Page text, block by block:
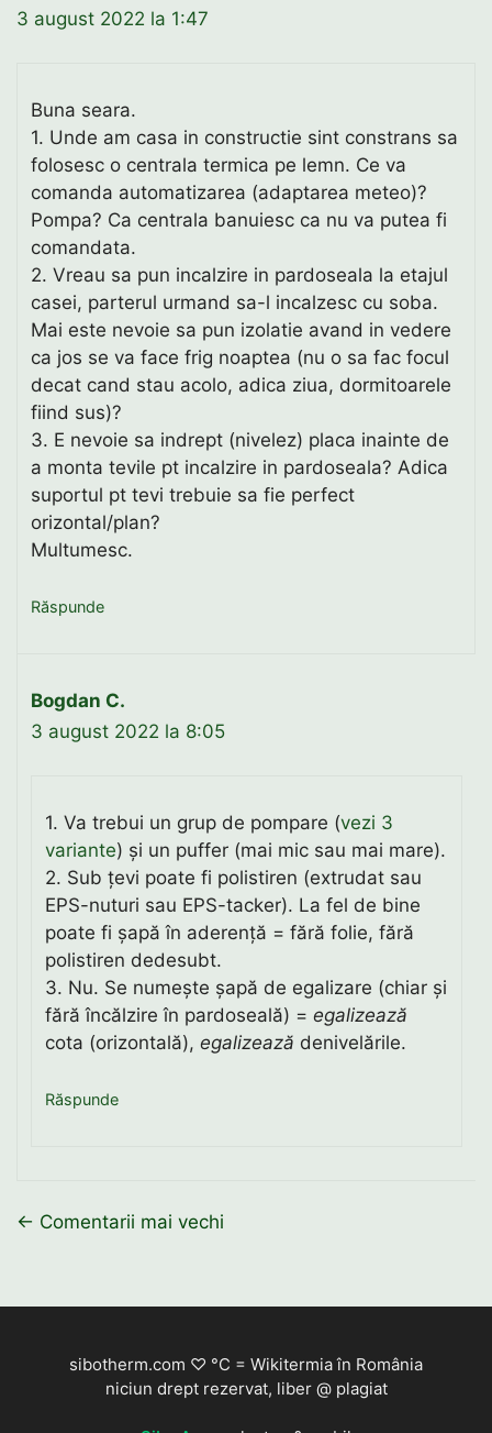
3 august 2022 la 1:47
Buna seara.
1. Unde am casa in constructie sint constrans sa
folosesc o centrala termica pe lemn. Ce va
comanda automatizarea (adaptarea meteo)?
Pompa? Ca centrala banuiesc ca nu va putea fi
comandata.
2. Vreau sa pun incalzire in pardoseala la etajul
casei, parterul urmand sa-l incalzesc cu soba.
Mai este nevoie sa pun izolatie avand in vedere
ca jos se va face frig noaptea (nu o sa fac focul
decat cand stau acolo, adica ziua, dormitoarele
fiind sus)?
3. E nevoie sa indrept (nivelez) placa inainte de
a monta tevile pt incalzire in pardoseala? Adica
suportul pt tevi trebuie sa fie perfect
orizontal/plan?
Multumesc.
Răspunde
Bogdan C.
3 august 2022 la 8:05
1. Va trebui un grup de pompare (vezi 3
variante) și un puffer (mai mic sau mai mare).
2. Sub țevi poate fi polistiren (extrudat sau
EPS-nuturi sau EPS-tacker). La fel de bine
poate fi șapă în aderență = fără folie, fără
polistiren dedesubt.
3. Nu. Se numește șapă de egalizare (chiar și
fără încălzire în pardoseală) = egalizează
cota (orizontală), egalizează denivelările.
Răspunde
Navigare
← Comentarii mai vechi
sibotherm.com ♡ °C = Wikitermia în România
niciun drept rezervat, liber @ plagiat